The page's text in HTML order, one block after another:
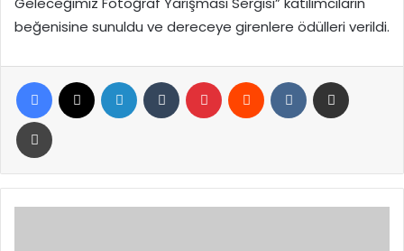
beğenisine sunuldu ve dereceye girenlere ödülleri verildi.
Facebook LinkedIn Tumblr Pinterest Reddit VKontakte
Yazdır